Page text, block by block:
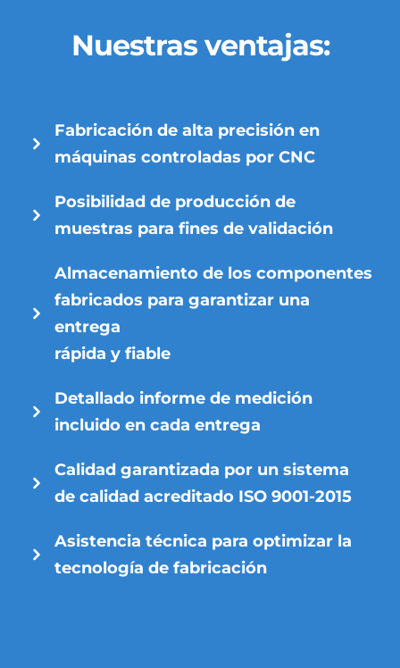
Nuestras ventajas:
Fabricación de alta precisión en
máquinas controladas por CNC
Posibilidad de producción de
muestras para fines de validación
Almacenamiento de los componentes
fabricados para garantizar una
entrega
rápida y fiable
Detallado informe de medición
incluido en cada entrega
Calidad garantizada por un sistema
de calidad acreditado ISO 9001-2015
Asistencia técnica para optimizar la
tecnología de fabricación